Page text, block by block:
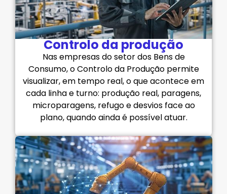
Controlo da produção
Nas empresas do setor dos Bens de
Consumo, o Controlo da Produção permite
visualizar, em tempo real, o que acontece em
cada linha e turno: produção real, paragens,
microparagens, refugo e desvios face ao
plano, quando ainda é possível atuar.